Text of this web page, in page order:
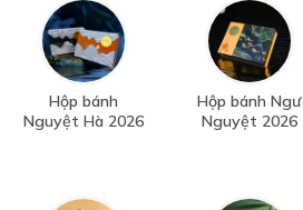
Hộp bánh
Nguyệt Hà 2026
Hộp bánh Ngư
Nguyệt 2026